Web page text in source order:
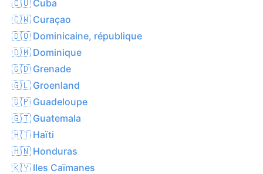
🇨🇺 Cuba
🇨🇼 Curaçao
🇩🇴 Dominicaine, république
🇩🇲 Dominique
🇬🇩 Grenade
🇬🇱 Groenland
🇬🇵 Guadeloupe
🇬🇹 Guatemala
🇭🇹 Haïti
🇭🇳 Honduras
🇰🇾 Iles Caïmanes